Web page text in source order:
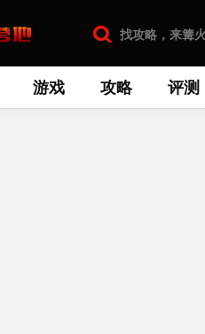
游戏 攻略 评测